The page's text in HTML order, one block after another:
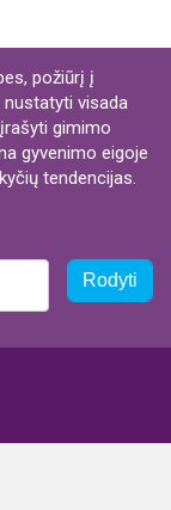
požiūrį į
nustatyti visada
gimimo
gyvenimo eigoje
tendencijas.
Rodyti